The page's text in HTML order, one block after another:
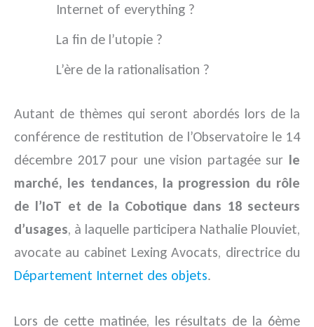
Internet of everything ?
La fin de l’utopie ?
L’ère de la rationalisation ?
Autant de thèmes qui seront abordés lors de la
conférence de restitution de l’Observatoire le 14
décembre 2017 pour une vision partagée sur le
marché, les tendances, la progression du rôle
de l’IoT et de la Cobotique dans 18 secteurs
d’usages, à laquelle participera Nathalie Plouviet,
avocate au cabinet Lexing Avocats, directrice du
Département Internet des objets.
Lors de cette matinée, les résultats de la 6ème